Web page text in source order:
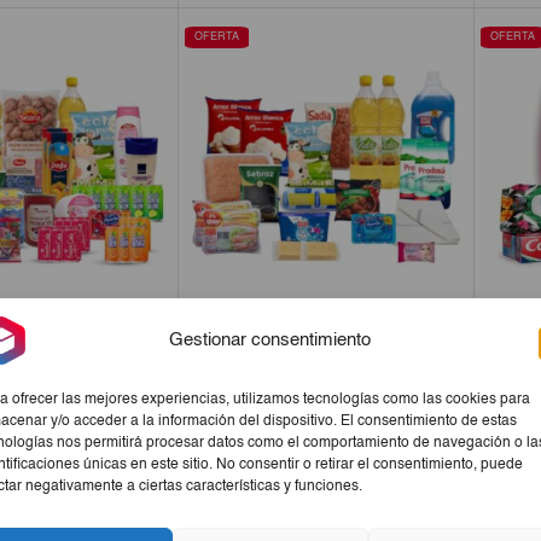
Gestionar consentimiento
ofrecer las mejores experiencias, utilizamos tecnologías como las cookies para
y/o acceder a la información del dispositivo. El consentimiento de estas
nos permitirá procesar datos como el comportamiento de navegación o
únicas en este sitio. No consentir o retirar el consentimiento, puede
negativamente a ciertas características y funciones.
Todo Un Poco
El
precio
original
era:
€47,30.
€44,67 El
precio
actual
es:
€44,67.
+
OFERTA
Combo Hogar Completo
€32,80 El
precio
original
era:
€30,55 El
precio
actual
+
OFERTA